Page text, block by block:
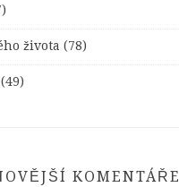
života (78)
(49)
KOMENTÁŘE